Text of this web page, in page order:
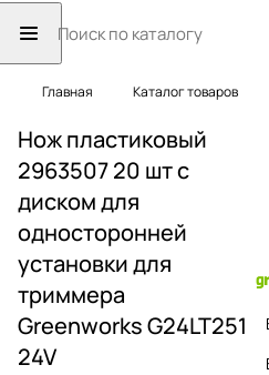
Главная Каталог товаров
Нож пластиковый
2963507 20 шт с
диском для
односторонней
установки для
триммера
Greenworks G24LT251
24V